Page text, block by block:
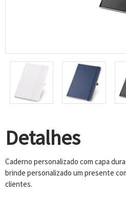
Detalhes
Caderno personalizado com capa
brinde personalizado um presente
clientes.